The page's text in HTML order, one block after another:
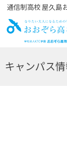
通信制高校 屋久島
キャンパス